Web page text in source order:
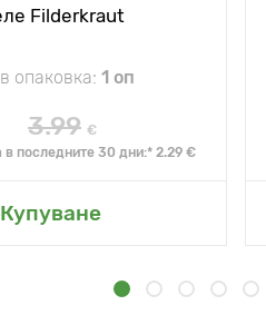
Filderkraut
опаковка: 1 оп
3.99 €
в последните 30 дни:* 2.29 €
Купуване